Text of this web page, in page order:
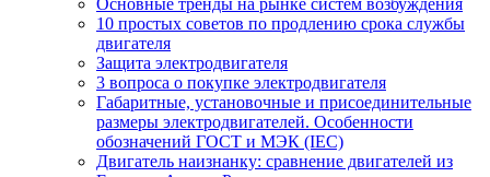
Основные тренды на рынке систем возбуждения
10 простых советов по продлению срока службы
двигателя
Защита электродвигателя
3 вопроса о покупке электродвигателя
Габаритные, установочные и присоединительные
размеры электродвигателей. Особенности
обозначений ГОСТ и МЭК (IEC)
Двигатель наизнанку: сравнение двигателей из